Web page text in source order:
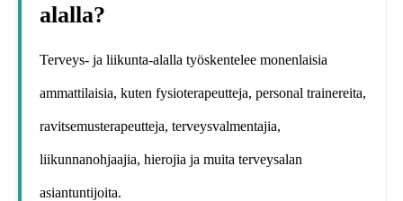
alalla?
Terveys- ja liikunta-alalla työskentelee monenlaisia
ammattilaisia, kuten fysioterapeutteja, personal trainereita,
ravitsemusterapeutteja, terveysvalmentajia,
liikunnanohjaajia, hierojia ja muita terveysalan
asiantuntijoita.